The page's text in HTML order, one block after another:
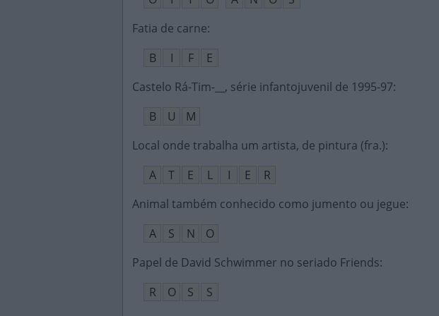
Fatia de carne:
B
I F
E
Castelo Rá-Tim-__, série infantojuvenil de 1995-97:
B
U
M
Local onde trabalha um artista, de pintura (fra.):
A
T E L I E
R
Animal também conhecido como jumento ou jegue:
A
S N
O
Papel de David Schwimmer no seriado Friends:
R
O S S